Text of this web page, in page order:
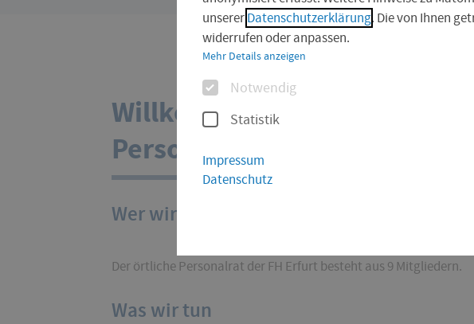
Willkommen auf den Seiten
Personalrates
Wer wir sind
Der örtliche Personalrat der FH Erfurt besteht aus 9 Mitgliedern.
Was wir tun
unsererDatenschutzerklärung. Die von Ihnen
widerrufen oder anpassen.
Mehr Details anzeigen
OptionenNotwendig
Statistik
Impressum
Datenschutz